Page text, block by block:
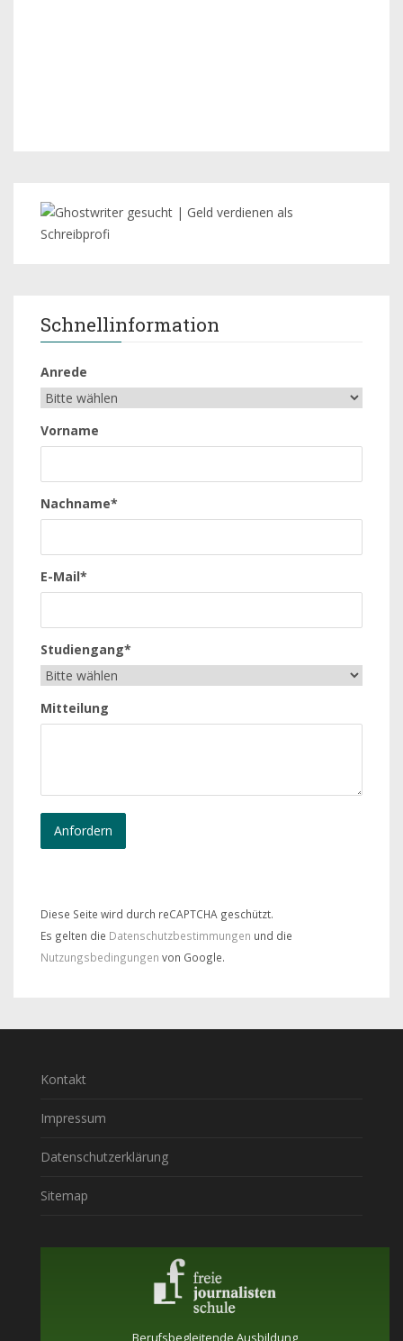
Schnellinformation
Anrede
Vorname
Nachname*
E-Mail*
Studiengang*
Mitteilung
Diese Seite wird durch reCAPTCHA geschützt.
Es gelten die Datenschutzbestimmungen und die
Nutzungsbedingungen von Google.
Kontakt
Impressum
Datenschutzerklärung
Sitemap
Berufsbegleitende Ausbildung